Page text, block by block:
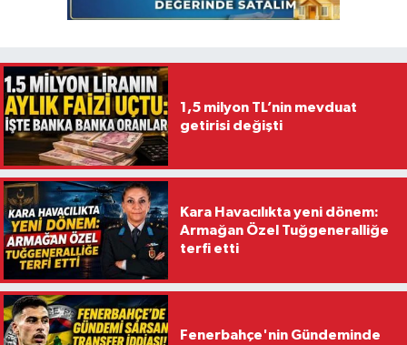
1,5 milyon TL’nin mevduat
getirisi değişti
Kara Havacılıkta yeni dönem:
Armağan Özel Tuğgeneralliğe
terfi etti
Fenerbahçe'nin Gündeminde